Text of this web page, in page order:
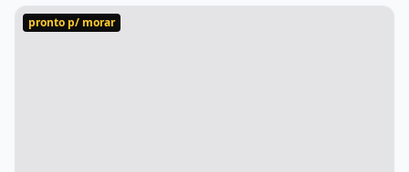
pronto p/ morar